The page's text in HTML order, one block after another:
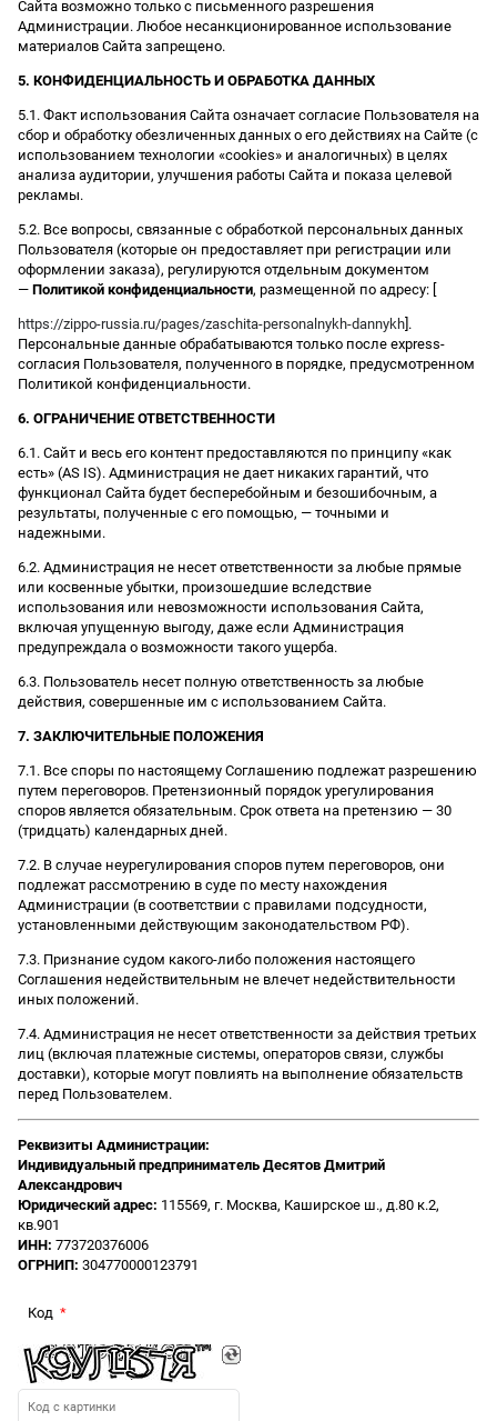
Сайта возможно только с письменного разрешения
Администрации. Любое несанкционированное использование
материалов Сайта запрещено.
5. КОНФИДЕНЦИАЛЬНОСТЬ И ОБРАБОТКА ДАННЫХ
5.1. Факт использования Сайта означает согласие Пользователя на
сбор и обработку обезличенных данных о его действиях на Сайте (с
использованием технологии «cookies» и аналогичных) в целях
анализа аудитории, улучшения работы Сайта и показа целевой
рекламы.
5.2. Все вопросы, связанные с обработкой персональных данных
Пользователя (которые он предоставляет при регистрации или
оформлении заказа), регулируются отдельным документом
— Политикой конфиденциальности, размещенной по адресу: [
https://zippo-russia.ru/pages/zaschita-personalnykh-dannykh].
Персональные данные обрабатываются только после express-
согласия Пользователя, полученного в порядке, предусмотренном
Политикой конфиденциальности.
6. ОГРАНИЧЕНИЕ ОТВЕТСТВЕННОСТИ
6.1. Сайт и весь его контент предоставляются по принципу «как
есть» (AS IS). Администрация не дает никаких гарантий, что
функционал Сайта будет бесперебойным и безошибочным, а
результаты, полученные с его помощью, — точными и
надежными.
6.2. Администрация не несет ответственности за любые прямые
или косвенные убытки, произошедшие вследствие
использования или невозможности использования Сайта,
включая упущенную выгоду, даже если Администрация
предупреждала о возможности такого ущерба.
6.3. Пользователь несет полную ответственность за любые
действия, совершенные им с использованием Сайта.
7. ЗАКЛЮЧИТЕЛЬНЫЕ ПОЛОЖЕНИЯ
7.1. Все споры по настоящему Соглашению подлежат разрешению
путем переговоров. Претензионный порядок урегулирования
споров является обязательным. Срок ответа на претензию — 30
(тридцать) календарных дней.
7.2. В случае неурегулирования споров путем переговоров, они
подлежат рассмотрению в суде по месту нахождения
Администрации (в соответствии с правилами подсудности,
установленными действующим законодательством РФ).
7.3. Признание судом какого-либо положения настоящего
Соглашения недействительным не влечет недействительности
иных положений.
7.4. Администрация не несет ответственности за действия третьих
лиц (включая платежные системы, операторов связи, службы
доставки), которые могут повлиять на выполнение обязательств
перед Пользователем.
Реквизиты Администрации:
Индивидуальный предприниматель Десятов Дмитрий
Александрович
Юридический адрес: 115569, г. Москва, Каширское ш., д.80 к.2,
кв.901
ИНН: 773720376006
ОГРНИП: 304770000123791
Код